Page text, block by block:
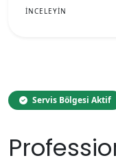
İNCELEYİN
Servis Bölgesi Aktif